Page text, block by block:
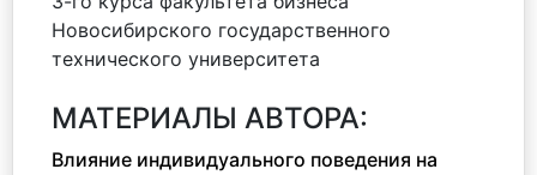
Новосибирского государственного
технического университета
МАТЕРИАЛЫ АВТОРА:
Влияние индивидуального поведения на